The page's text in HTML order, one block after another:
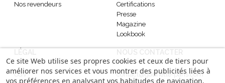
Nos revendeurs
Certifications
Presse
Magazine
Lookbook
CGV
contact@gabrielle-paris.com
Ce site Web utilise ses propres cookies et ceux de tiers pour
améliorer nos services et vous montrer des publicités liées à
vos préférences en analysant vos habitudes de navigation.